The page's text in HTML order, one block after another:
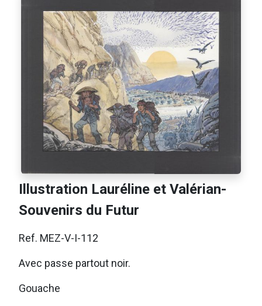
Illustration Lauréline et Valérian-
Souvenirs du Futur
Ref. MEZ-V-I-112
Avec passe partout noir.
Gouache